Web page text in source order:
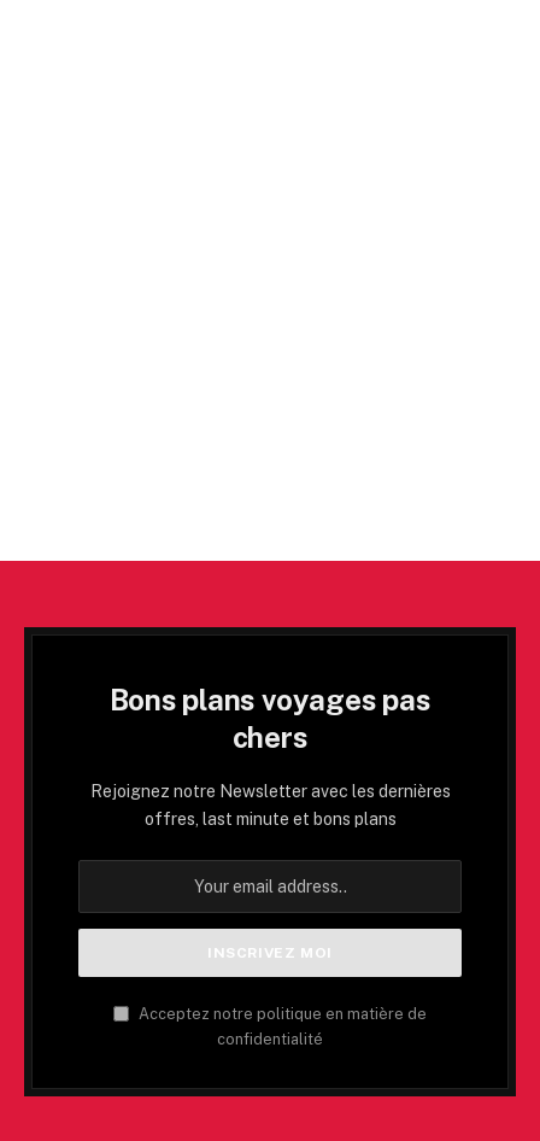
Bons plans voyages pas
chers
Rejoignez notre Newsletter avec les dernières
offres, last minute et bons plans
Acceptez notre politique en matière de
confidentialité